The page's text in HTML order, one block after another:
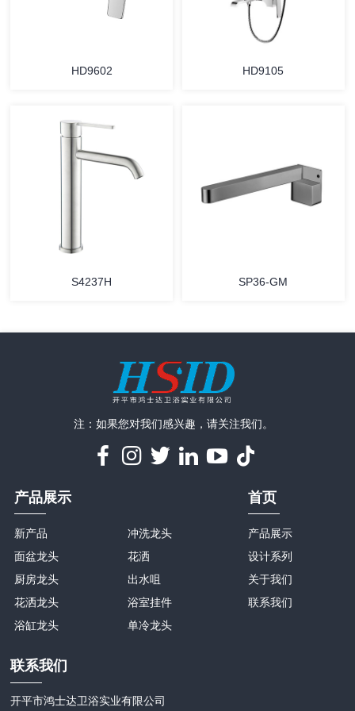
HD9602 HD9105
S4237H SP36-GM
注：如果您对我们感兴趣，请关注我们。
产品展示
新产品
面盆龙头
厨房龙头
花洒龙头
浴缸龙头
冲洗龙头
花洒
出水咀
浴室挂件
单冷龙头
首页
产品展示
设计系列
关于我们
联系我们
联系我们
开平市鸿士达卫浴实业有限公司